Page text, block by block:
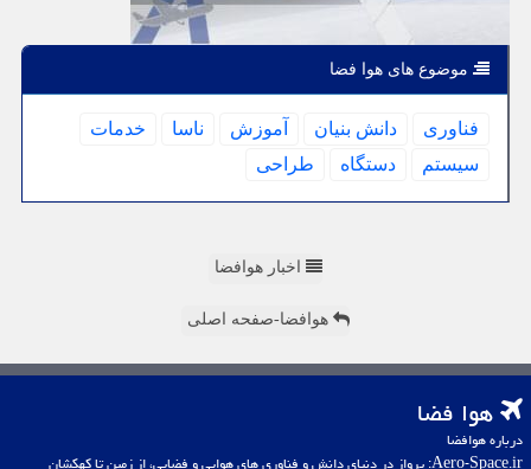
موضوع های هوا فضا
فناوری دانش بنیان آموزش ناسا
خدمات
سیستم
دستگاه طراحی
اخبار هوافضا
هوافضا-صفحه اصلی
هوا فضا
درباره هوافضا